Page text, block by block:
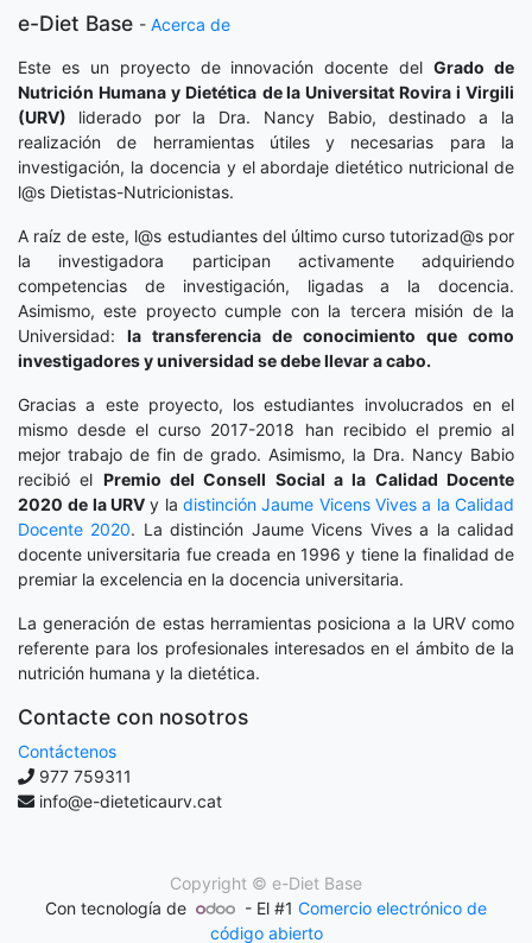
e-Diet Base - Acerca de
Este es un proyecto de innovación docente delGrado de
Nutrición Humana y Dietética de la Universitat Rovira i Virgili
(URV) liderado por la Dra. Nancy Babio, destinado a la
realización de herramientas útiles y necesarias para la
investigación, la docencia y el abordaje dietético nutricional de
l@s Dietistas-Nutricionistas.
A raíz de este, l@s estudiantes del último curso tutorizad@s por
la investigadora participan activamente adquiriendo
competencias de investigación, ligadas a la docencia.
Asimismo, este proyecto cumple con la tercera misión de la
Universidad: la transferencia de conocimiento que como
investigadores y universidad se debe llevar a cabo.
Gracias a este proyecto, los estudiantes involucrados en el
mismo desde el curso 2017-2018 han recibido el premio al
mejor trabajo de fin de grado. Asimismo, la Dra. Nancy Babio
recibió el Premio del Consell Social a la Calidad Docente
2020 de la URV y ladistinción Jaume Vicens Vives a la Calidad
Docente 2020. La distinción Jaume Vicens Vives a la calidad
docente universitaria fue creada en 1996 y tiene la finalidad de
premiar la excelencia en la docencia universitaria.
La generación de estas herramientas posiciona a la URV como
referente para los profesionales interesados en el ámbito de la
nutrición humana y la dietética.
Contacte con nosotros
Contáctenos
977 759311
info@e-dieteticaurv.cat
Copyright © e-Diet Base
Con tecnología de
- El #1 Comercio electrónico de
código abierto